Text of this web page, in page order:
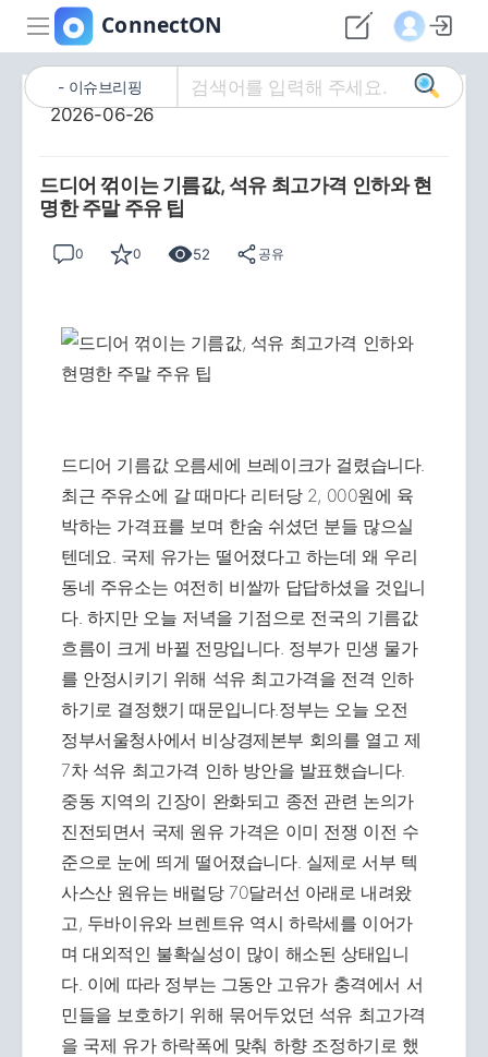
이슈브리핑
2026-06-26
드디어 꺾이는 기름값, 석유 최고가격 인하와 현
명한 주말 주유 팁
0 0 52 공유
드디어 기름값 오름세에 브레이크가 걸렸습니다.
최근 주유소에 갈 때마다 리터당 2, 000원에 육
박하는 가격표를 보며 한숨 쉬셨던 분들 많으실
텐데요. 국제 유가는 떨어졌다고 하는데 왜 우리
동네 주유소는 여전히 비쌀까 답답하셨을 것입니
다. 하지만 오늘 저녁을 기점으로 전국의 기름값
흐름이 크게 바뀔 전망입니다. 정부가 민생 물가
를 안정시키기 위해 석유 최고가격을 전격 인하
하기로 결정했기 때문입니다.정부는 오늘 오전
정부서울청사에서 비상경제본부 회의를 열고 제
7차 석유 최고가격 인하 방안을 발표했습니다.
중동 지역의 긴장이 완화되고 종전 관련 논의가
진전되면서 국제 원유 가격은 이미 전쟁 이전 수
준으로 눈에 띄게 떨어졌습니다. 실제로 서부 텍
사스산 원유는 배럴당 70달러선 아래로 내려왔
고, 두바이유와 브렌트유 역시 하락세를 이어가
며 대외적인 불확실성이 많이 해소된 상태입니
다. 이에 따라 정부는 그동안 고유가 충격에서 서
민들을 보호하기 위해 묶어두었던 석유 최고가격
을 국제 유가 하락폭에 맞춰 하향 조정하기로 했